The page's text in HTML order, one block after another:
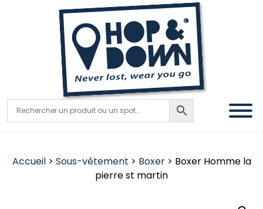
Accueil> Sous-vêtement > Boxer> Boxer Homme la
pierre st martin